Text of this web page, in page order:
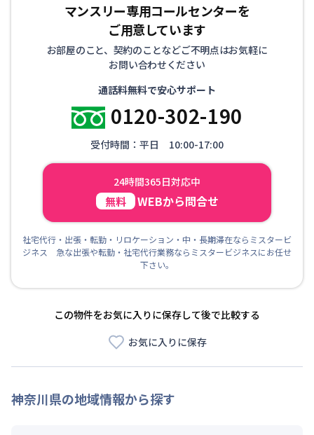
マンスリー専用コールセンターを
ご用意しています
お部屋のこと、契約のことなどご不明点はお気軽に
お問い合わせください
通話料無料で安心サポート
0120-302-190
受付時間：平日 10:00-17:00
24時間365日対応中
無料 WEBから問合せ
社宅代行・出張・転勤・リロケーション・中・長期滞在ならミスタービ
ジネス 急な出張や転勤・社宅代行業務ならミスタービジネスにお任せ
下さい。
この物件をお気に入りに保存して後で比較する
お気に入りに保存
神奈川県の地域情報から探す